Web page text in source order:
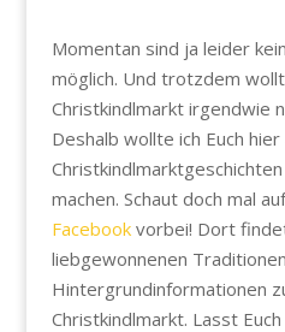
Momentan sind ja leider
möglich. Und trotzdem
Christkindlmarkt irgendwie
Deshalb wollte ich Euch
machen. Schaut doch mal
Facebookvorbei! Dort
liebgewonnenen
Hintergrundinformationen
Christkindlmarkt. Lasst